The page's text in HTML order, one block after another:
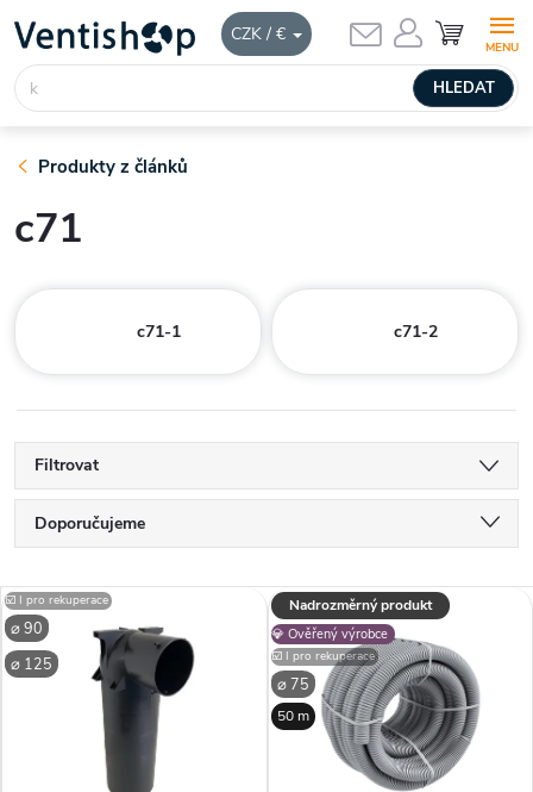
CZK / €
obsah
HLEDAT
NÁKUPNÍ
KOŠÍK
Produkty z článků
c71
c71-1 c71-2
Filtrovat
Ř
a
z
Doporučujeme
Nejdražší
Nejprodávanější
Abecedně
V
ý
⌀ 90
⌀ 125
☑️ I pro rekuperace Nadrozměrný produkt
💎 Ověřený výrobce
⌀ 75
☑️ I pro rekuperace
50 m